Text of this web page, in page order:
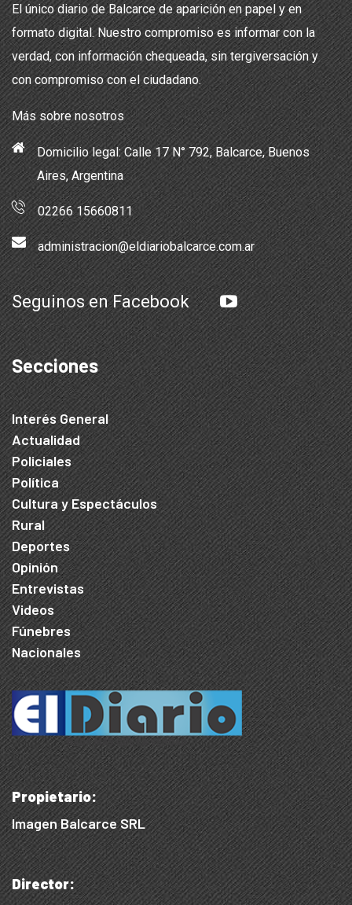
El único diario de Balcarce de aparición en papel y en
formato digital. Nuestro compromiso es informar con la
verdad, con información chequeada, sin tergiversación y
con compromiso con el ciudadano.
Más sobre nosotros
Domicilio legal: Calle 17 N° 792, Balcarce, Buenos
Aires, Argentina
02266 15660811
administracion@eldiariobalcarce.com.ar
Seguinos en Facebook
Secciones
Interés General
Actualidad
Policiales
Política
Cultura y Espectáculos
Rural
Deportes
Opinión
Entrevistas
Videos
Fúnebres
Nacionales
Propietario:
Imagen Balcarce SRL
Director: